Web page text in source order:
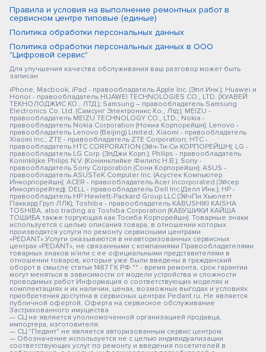
Правила и условия на выполнение ремонтных работ в
сервисном центре типовые (единые)
Политика обработки персональных данных
Политика обработки персональных данных в ООО
"Цифровой сервис"
Для улучшения качества обслуживания ваш разговор может быть
записан
iPhone, Macbook, iPad - правообладатель Apple Inc. (Эпл Инк.); Huawei и
Honor - правообладатель HUAWEI TECHNOLOGIES CO., LTD. (ХУАВЕЙ
ТЕКНОЛОДЖИС КО., ЛТД.); Samsung – правообладатель Samsung
Electronics Co. Ltd. (Самсунг Электроникс Ко., Лтд.); MEIZU -
правообладатель MEIZU TECHNOLOGY CO., LTD.; Nokia -
правообладатель Nokia Corporation (Нокиа Корпорейшн); Lenovo -
правообладатель Lenovo (Beijing) Limited; Xiaomi - правообладатель
Xiaomi Inc.; ZTE - правообладатель ZTE Corporation; HTC -
правообладатель HTC CORPORATION (Эйч-Ти-Си КОРПОРЕЙШН); LG -
правообладатель LG Corp. (ЭлДжи Корп.); Philips - правообладатель
Koninklijke Philips N.V. (Конинклийке Филипс Н.В.); Sony -
правообладатель Sony Corporation (Сони Корпорейшн); ASUS -
правообладатель ASUSTeK Computer Inc. (Асустек Компьютер
Инкорпорейшн); ACER - правообладатель Acer Incorporated (Эйсер
Инкорпорейтед); DELL - правообладатель Dell Inc.(Делл Инк.); HP -
правообладатель HP Hewlett-Packard Group LLC (ЭйчПи Хьюлетт
Паккард Груп ЛЛК); Toshiba - правообладатель KABUSHIKI KAISHA
TOSHIBA, also trading as Toshiba Corporation (КАБУШИКИ КАЙША
ТОШИБА также торгующая как Тосиба Корпорейшн). Товарные знаки
используется с целью описания товара, в отношении которых
производятся услуги по ремонту сервисными центрами
«PEDANT».Услуги оказываются в неавторизованных сервисных
центрах «PEDANT», не связанными с компаниями Правообладателями
товарных знаков и/или с ее официальными представителями в
отношении товаров, которые уже были введены в гражданский
оборот в смысле статьи 1487 ГК РФ ** - время ремонта, срок гарантии
могут меняться в зависимости от модели устройства и сложности
проводимых работ Информация о соответствующих моделях и
комплектациях и их наличии, ценах, возможных выгодах и условиях
приобретения доступна в сервисных центрах Pedant.ru. Не является
публичной офертой. Оферта на сервисное обслуживание
Застрахованного имущества
— СЦ не является уполномоченной организацией продавца,
импортера, изготовителя.
— СЦ "Педант" не является авторизованным сервис центром.
— Обозначение используется не с целью индивидуализации
соответствующих услуг по ремонту и введения посетителей в